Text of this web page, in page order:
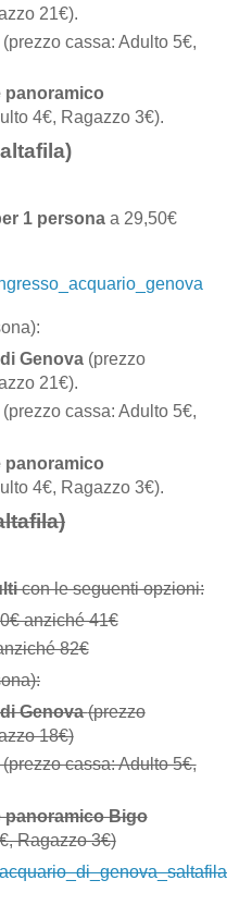
21€).
cassa: Adulto 5€,
panoramico
4€, Ragazzo 3€).
1 persona a 29,50€
Genova (prezzo
21€).
cassa: Adulto 5€,
panoramico
4€, Ragazzo 3€).
con le seguenti opzioni:
anziché 41€
82€
Genova(prezzo
18€)
cassa: Adulto 5€,
panoramico Bigo
Ragazzo 3€)